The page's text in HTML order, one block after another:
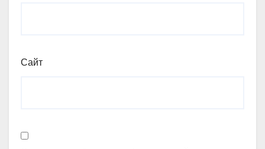
Сайт